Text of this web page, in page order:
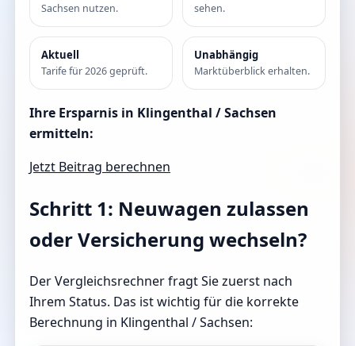
Sachsen nutzen.
sehen.
Aktuell
Tarife für 2026 geprüft.
Unabhängig
Marktüberblick erhalten.
Ihre Ersparnis in Klingenthal / Sachsen
ermitteln:
Jetzt Beitrag berechnen
Schritt 1: Neuwagen zulassen
oder Versicherung wechseln?
Der Vergleichsrechner fragt Sie zuerst nach
Ihrem Status. Das ist wichtig für die korrekte
Berechnung in Klingenthal / Sachsen: